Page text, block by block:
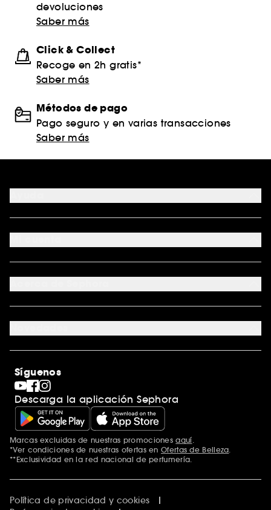
devoluciones
Saber más
Click & Collect
Recoge en 2h gratis*
Saber más
Métodos de pago
Pago seguro y en varias transacciones
Saber más
FAQ
Formas de pago
Tarjeta regalo física
Tarjeta regalo para empresas
Mapa del sitio
Seguimiento del pedido
Programa de Fidelidad
Trabaja con nosotros
Blog de Sephora
Descubrir Sephora
Código promocional Sephora
Rebajas
San Valentín
Día del Padre
Premio Sephora
Día de la Madre
Calendario Adviento
Singles' Day
Black Friday
Cyber Monday
Síguenos
Descarga la aplicación Sephora
Marcas excluidas de nuestras promocionesaquí.
*Ver condiciones de nuestras ofertas en Ofertas de Belleza.
**Exclusividad en la red nacional de perfumería.
Política de privacidad y cookies